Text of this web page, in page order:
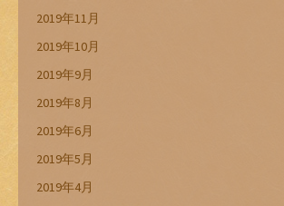
2019年11月
2019年10月
2019年9月
2019年8月
2019年6月
2019年5月
2019年4月